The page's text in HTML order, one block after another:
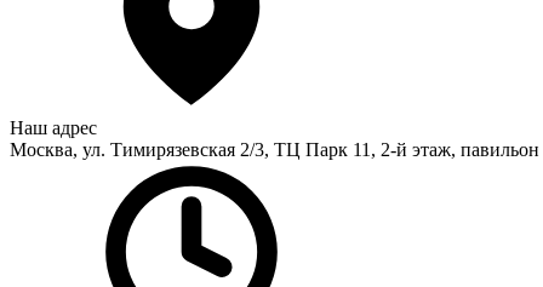
Наш адрес
Москва, ул. Тимирязевская 2/3, ТЦ Парк 11, 2-й этаж,